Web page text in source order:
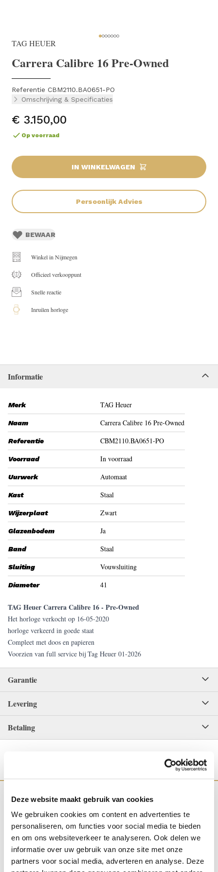
Deze website maakt gebruik van cookies
We gebruiken cookies om content en advertenties te
personaliseren, om functies voor social media te bieden
en om ons websiteverkeer te analyseren. Ook delen we
informatie over uw gebruik van onze site met onze
partners voor social media, adverteren en analyse. Deze
TAG HEUER
Carrera Calibre 16 Pre-Owned
Referentie CBM2110.BA0651-PO
Omschrijving & Specificaties
€ 3.150,00
Op voorraad
IN WINKELWAGEN
Persoonlijk Advies
BEWAAR
Winkel in Nijmegen
Officieel verkooppunt
Snelle reactie
Inruilen horloge
Informatie
Merk TAG Heuer
Naam Carrera Calibre 16 Pre-Owned
Referentie CBM2110.BA0651-PO
Voorraad In voorraad
Uurwerk Automaat
Kast Staal
Wijzerplaat Zwart
Glazenbodem Ja
Band Staal
Sluiting Vouwsluiting
Diameter 41
TAG Heuer Carrera Calibre 16 - Pre-Owned
Het horloge verkocht op 16-05-2020
horloge verkeerd in goede staat
Compleet met doos en papieren
Voorzien van full service bij Tag Heuer 01-2026
Garantie
Levering
Betaling
WINKEL IN NIJMEGEN OFFICIEEL VERKOOPPUNT